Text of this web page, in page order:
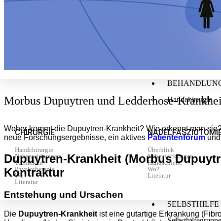
Handchirurgie
CHIRURGIE
Handchirurgie
Nebenwirkungen
Techniken
Physiotherapie
Wo?
Literatur
Überblick
Nebenwirkungen
Handschiene
Wo?
Literatur
SELBSTHILFE
Morbus Dupuytren und Ledderhose-
Woher kommt die Dupuytren-Krankheit? Wie erkennt man
neue Forschungsergebnisse, ein aktives Patientenforum
Dupuytren-Krankheit (Morbus
Kontraktur
Entstehung und Ursachen
Die Dupuytren-Krankheit ist eine gutartige Erkrankung